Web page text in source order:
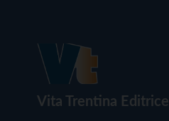
Vita Trentina Editrice